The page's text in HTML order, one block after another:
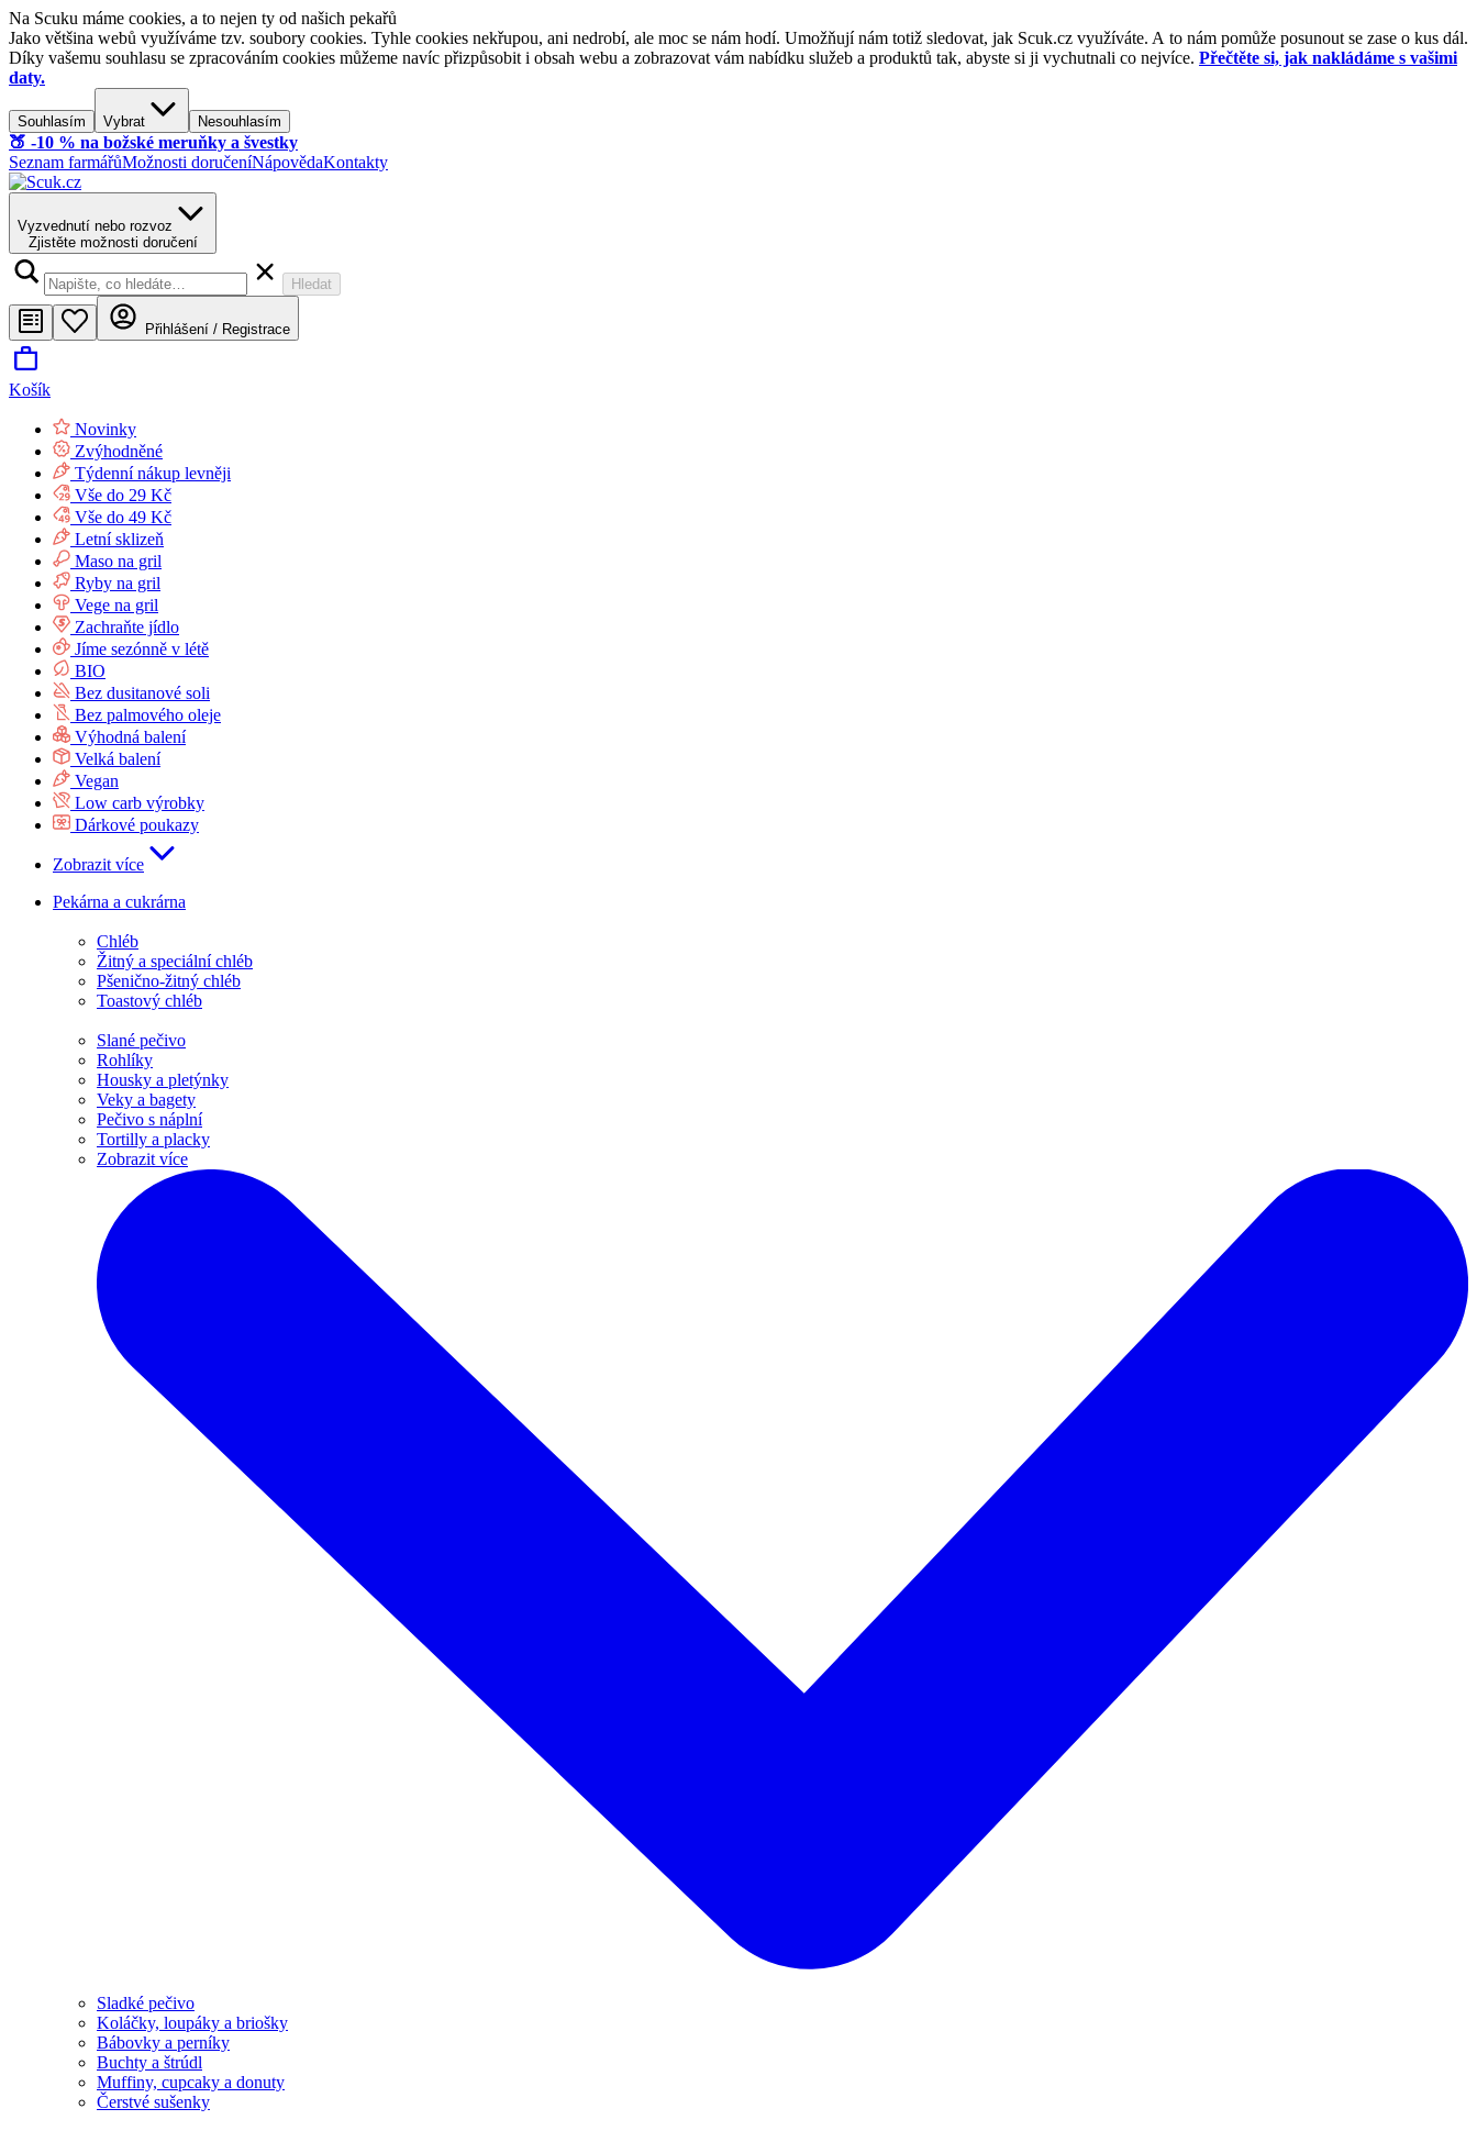
Na Scuku máme cookies, a to nejen ty od našich pekařů
Jako většina webů využíváme tzv. soubory cookies. Tyhle cookies nekřupou, ani nedrobí, ale moc se nám hodí. Umožňují nám totiž sledovat, jak Scuk.cz využíváte. A to nám pomůže posunout se zase o kus dál.
Díky vašemu souhlasu se zpracováním cookies můžeme navíc přizpůsobit i obsah webu a zobrazovat vám nabídku služeb a produktů tak, abyste si ji vychutnali co nejvíce. Přečtěte si, jak nakládáme s vašimi
daty.
Souhlasím Vybrat Nesouhlasím
🍑​ -10 % na božské meruňky a švestky
Seznam farmářůMožnosti doručeníNápovědaKontakty
Vyzvednutí nebo rozvoz
Zjistěte možnosti doručení
Hledat
Přihlášení / Registrace
Košík
Novinky
Zvýhodněné
Týdenní nákup levněji
Vše do 29 Kč
Vše do 49 Kč
Letní sklizeň
Maso na gril
Ryby na gril
Vege na gril
Zachraňte jídlo
Jíme sezónně v létě
BIO
Bez dusitanové soli
Bez palmového oleje
Výhodná balení
Velká balení
Vegan
Low carb výrobky
Dárkové poukazy
Zobrazit více
Pekárna a cukrárna
Chléb
Žitný a speciální chléb
Pšenično-žitný chléb
Toastový chléb
Slané pečivo
Rohlíky
Housky a pletýnky
Veky a bagety
Pečivo s náplní
Tortilly a placky
Zobrazit více
Sladké pečivo
Koláčky, loupáky a briošky
Bábovky a perníky
Buchty a štrúdl
Muffiny, cupcaky a donuty
Čerstvé sušenky